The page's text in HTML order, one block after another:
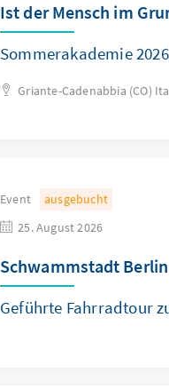
Ist der Mensch im
Sommerakademie
Griante-Cadenabbia (CO)
Event
ausgebucht
25. August 2026
Schwammstadt
Geführte Fahrradtour